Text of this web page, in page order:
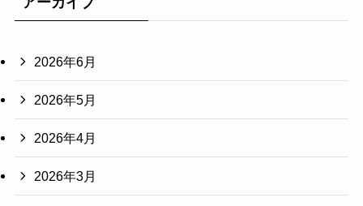
2026年6月
2026年5月
2026年4月
2026年3月